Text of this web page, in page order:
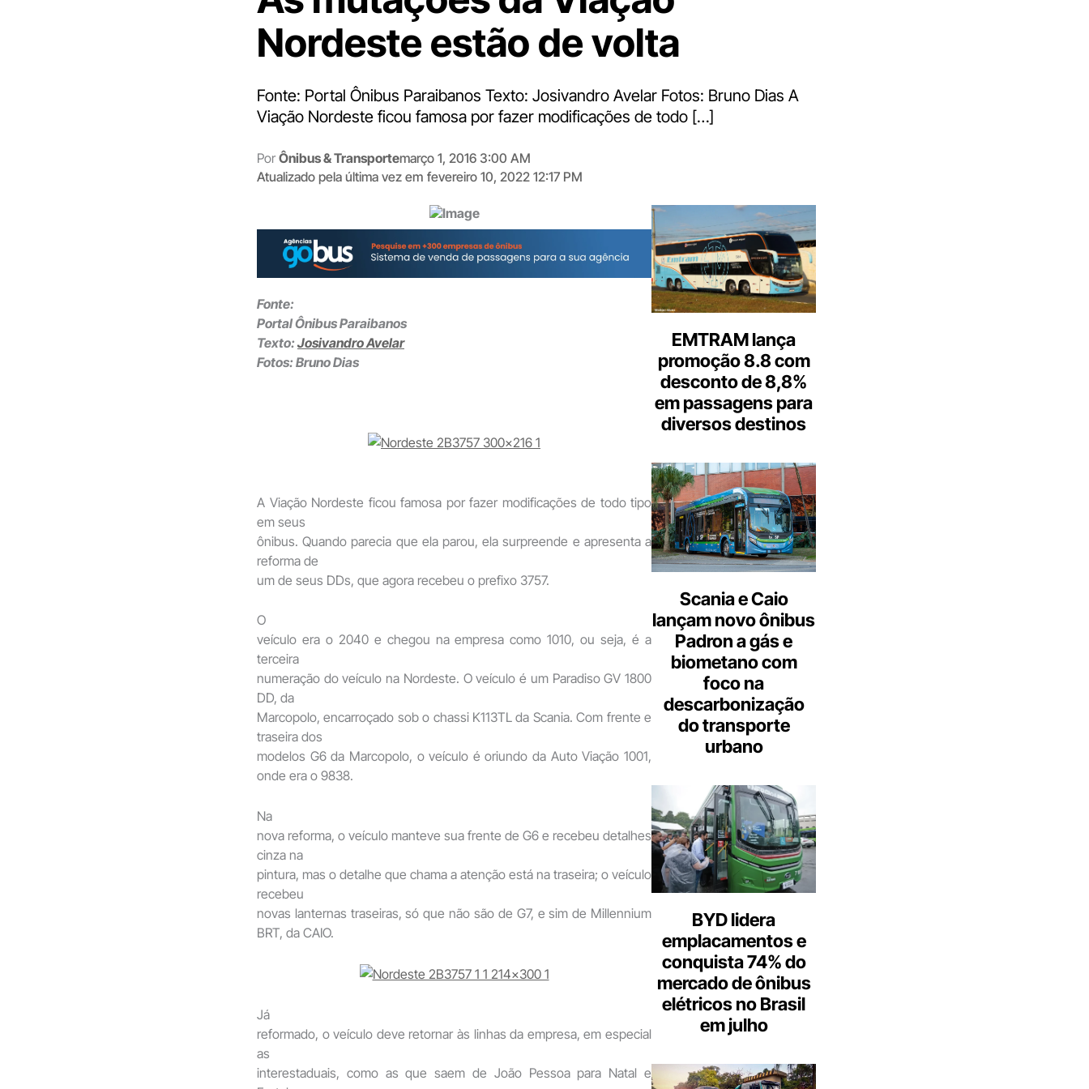
Fonte: Portal Ônibus Paraibanos Texto: Josivandro Avelar Fotos: Bruno Dias A
Viação Nordeste ficou famosa por fazer modificações de todo […]
Por Ônibus & Transportemarço 1, 2016 3:00 AM
Atualizado pela última vez em fevereiro 10, 2022 12:17 PM
Fonte:
Portal Ônibus Paraibanos
Texto:Josivandro Avelar
Fotos: Bruno Dias
A Viação Nordeste ficou famosa por fazer modificações de todo tipo
em seus
ônibus. Quando parecia que ela parou, ela surpreende e apresenta a
reforma de
um de seus DDs, que agora recebeu o prefixo 3757.
O
veículo era o 2040 e chegou na empresa como 1010, ou seja, é a
terceira
numeração do veículo na Nordeste. O veículo é um Paradiso GV 1800
DD, da
Marcopolo, encarroçado sob o chassi K113TL da Scania. Com frente e
traseira dos
modelos G6 da Marcopolo, o veículo é oriundo da Auto Viação 1001,
onde era o 9838.
Na
nova reforma, o veículo manteve sua frente de G6 e recebeu detalhes
cinza na
pintura, mas o detalhe que chama a atenção está na traseira; o veículo
recebeu
novas lanternas traseiras, só que não são de G7, e sim de Millennium
BRT, da CAIO.
Já
reformado, o veículo deve retornar às linhas da empresa, em especial
as
interestaduais, como as que saem de João Pessoa para Natal e
EMTRAM lança
promoção 8.8 com
desconto de 8,8%
em passagens para
diversos destinos
Scania e Caio
lançam novo ônibus
Padron a gás e
biometano com
foco na
descarbonização
do transporte
urbano
BYD lidera
emplacamentos e
conquista 74% do
mercado de ônibus
elétricos no Brasil
em julho
Digite
aqui
o
seu
e-
mail